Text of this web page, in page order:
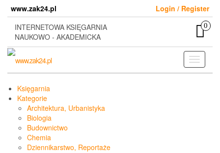
content
www.zak24.pl
Login / Register
INTERNETOWA KSIĘGARNIA
NAUKOWO - AKADEMICKA
0
Toggle
Księgarnia
Kategorie
Architektura, Urbanistyka
Biologia
Budownictwo
Chemia
Dziennikarstwo, Reportaże